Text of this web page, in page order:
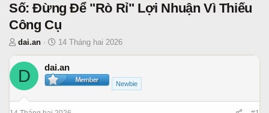
Số: Đừng Để "Rò Rỉ" Lợi Nhuận Vì Thiếu
Công Cụ
T
h
r
a
d
dai.an
N
g
à
y
ắ
14 Tháng hai 2026
D dai.an
Newbie